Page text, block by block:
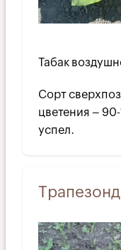
Табак
Сорт
цветения –
успел.